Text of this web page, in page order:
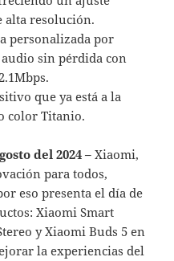
alta resolución.
personalizada por
sin pérdida con
que ya está a la
color Titanio.
del 2024 – Xiaomi,
para todos,
eso presenta el día de
Xiaomi Smart
y Xiaomi Buds 5 en
la experiencias del